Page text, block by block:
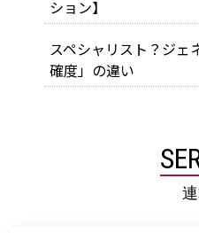
ション】
スペシャリスト？ジェ
確度」の違い